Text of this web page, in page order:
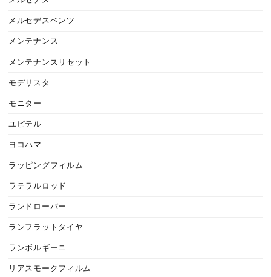
メルセデスベンツ
メンテナンス
メンテナンスリセット
モデリスタ
モニター
ユピテル
ヨコハマ
ラッピングフィルム
ラテラルロッド
ランドローバー
ランフラットタイヤ
ランボルギーニ
リアスモークフィルム